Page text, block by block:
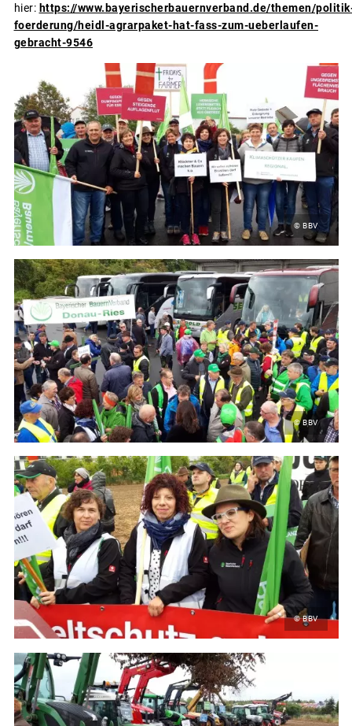
hier: https://www.bayerischerbauernverband.de/themen/
foerderung/heidl-agrarpaket-hat-fass-zum-ueberlaufen-
gebracht-9546
© BBV
© BBV
© BBV